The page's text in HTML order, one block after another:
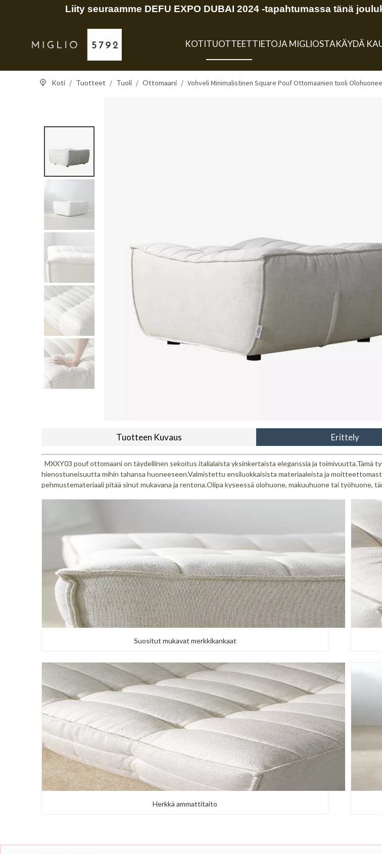
Liity seuraamme DEFU EXPO DUBAI 2024 -tapahtumassa tänä
KOTITUOTTEETTIETOJA MIGLIOSTAKÄYDÄ
Koti / Tuotteet / Tuoli / Ottomaani / Vohveli Minimalistinen Square Pouf Ottomaanien tuoli
Tuotteen Kuvaus Erittely
MXXY03 pouf ottomaani on täydellinen sekoitus italialaista yksinkertaista eleganssia ja toimivuutta.Tämä
hienostuneisuutta mihin tahansa huoneeseen.Valmistettu ensiluokkaisista materiaaleista ja
pehmustemateriaali pitää sinut mukavana ja rentona.Olipa kyseessä olohuone, makuuhuone tai työhuone,
Suositut mukavat merkkikankaat
Herkkä ammattitaito